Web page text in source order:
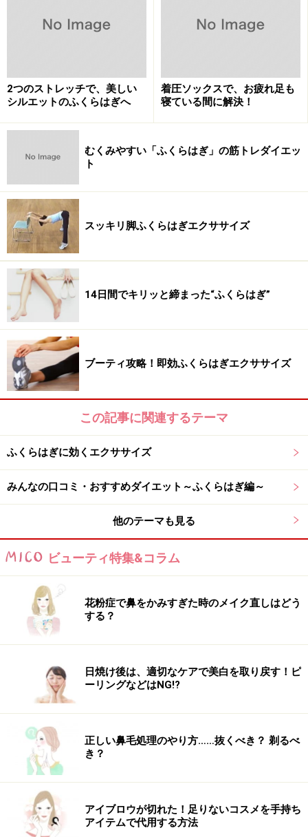
ャレンジして完成形を目指しましょう。ふくらはぎと足
【チェアーのポーズ】
（１）両脚は骨盤幅で立ち、
胸の高さで両手を伸ばします。
＜息を吸って ＞準備。
（２）＜吐きながら＞、太ももと床が平行になるよう、
かかとが上がらないところまで腰を下ろしていく。
（３）姿勢を崩さないよう、ゆっくりとかかとを持ち上
げ、つま先立ちになる。
の姿勢で５呼吸繰り返す。
（※）足首とつま先はこんな感じです。
2つのストレッチで、美しい
シルエットのふくらはぎへ
着圧ソックスで、お疲れ足も
寝ている間に解決！
むくみやすい「ふくらはぎ」の筋トレダイエッ
ト
スッキリ脚ふくらはぎエクササイズ
14日間でキリッと締まった“ふくらはぎ”
ブーティ攻略！即効ふくらはぎエクササイズ
この記事に関連するテーマ
ふくらはぎに効くエクササイズ
みんなの口コミ・おすすめダイエット～ふくらはぎ編～
他のテーマも見る
ビューティ特集&コラム
花粉症で鼻をかみすぎた時のメイク直しはどう
する？
日焼け後は、適切なケアで美白を取り戻す！ピ
ーリングなどはNG!?
正しい鼻毛処理のやり方……抜くべき？ 剃るべ
き？
アイブロウが切れた！足りないコスメを手持ち
アイテムで代用する方法